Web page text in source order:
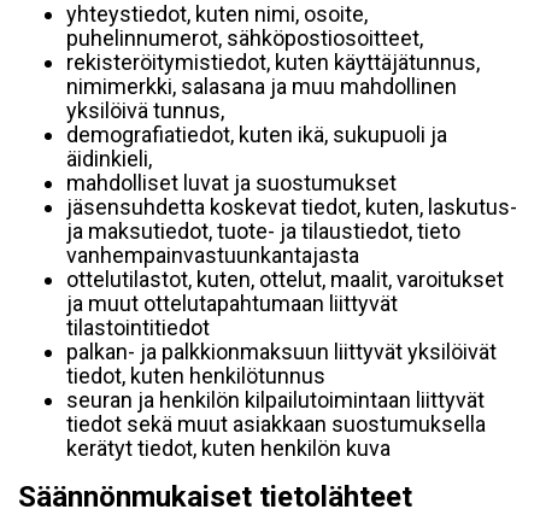
yhteystiedot, kuten nimi, osoite,
puhelinnumerot, sähköpostiosoitteet,
rekisteröitymistiedot, kuten käyttäjätunnus,
nimimerkki, salasana ja muu mahdollinen
yksilöivä tunnus,
demografiatiedot, kuten ikä, sukupuoli ja
äidinkieli,
mahdolliset luvat ja suostumukset
jäsensuhdetta koskevat tiedot, kuten, laskutus-
ja maksutiedot, tuote- ja tilaustiedot, tieto
vanhempainvastuunkantajasta
ottelutilastot, kuten, ottelut, maalit, varoitukset
ja muut ottelutapahtumaan liittyvät
tilastointitiedot
palkan- ja palkkionmaksuun liittyvät yksilöivät
tiedot, kuten henkilötunnus
seuran ja henkilön kilpailutoimintaan liittyvät
tiedot sekä muut asiakkaan suostumuksella
kerätyt tiedot, kuten henkilön kuva
Säännönmukaiset tietolähteet